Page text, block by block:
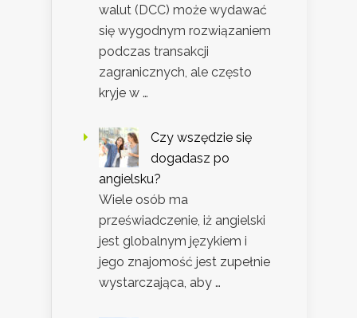
walut (DCC) może wydawać
się wygodnym rozwiązaniem
podczas transakcji
zagranicznych, ale często
kryje w …
Czy wszędzie się
dogadasz po
angielsku?
Wiele osób ma
przeświadczenie, iż angielski
jest globalnym językiem i
jego znajomość jest zupełnie
wystarczająca, aby …